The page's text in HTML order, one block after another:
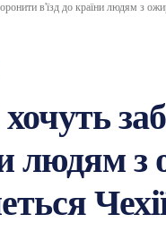
в'їзд до країни людям з
людям з